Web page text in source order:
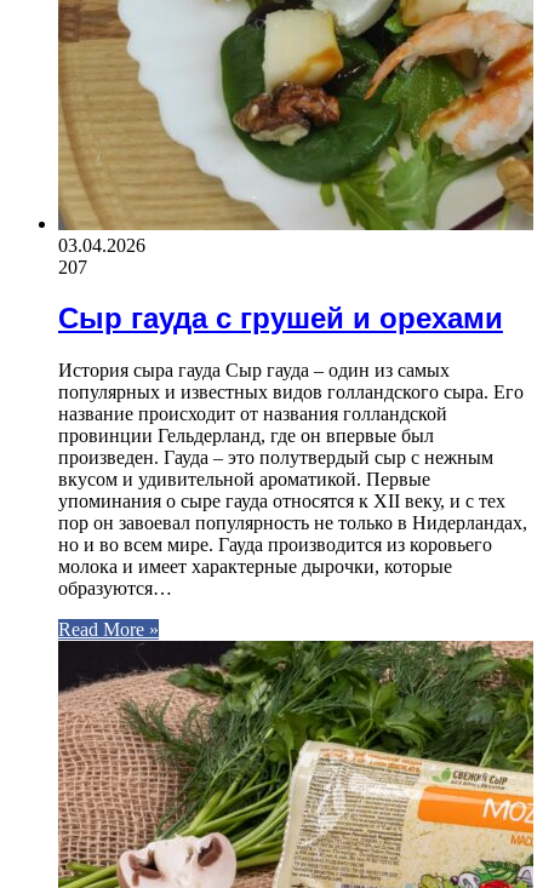
03.04.2026
207
Сыр гауда с грушей и орехами
История сыра гауда Сыр гауда – один из самых
популярных и известных видов голландского сыра. Его
название происходит от названия голландской
провинции Гельдерланд, где он впервые был
произведен. Гауда – это полутвердый сыр с нежным
вкусом и удивительной ароматикой. Первые
упоминания о сыре гауда относятся к XII веку, и с тех
пор он завоевал популярность не только в Нидерландах,
но и во всем мире. Гауда производится из коровьего
молока и имеет характерные дырочки, которые
образуются…
Read More »